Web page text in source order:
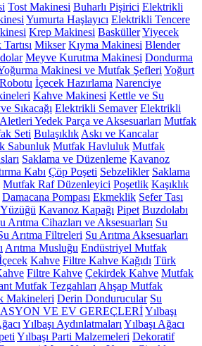
Tost Makinesi Buharlı Pişirici Elektrikli
Yumurta Haşlayıcı Elektrikli Tencere
Krep Makinesi BasküllerYiyecek
Mikser Kıyma Makinesi Blender
Meyve Kurutma Makinesi Dondurma
Makinesi ve Mutfak Şefleri Yoğurt
İçecek Hazırlama Narenciye
Kahve Makinesi Kettle ve Su
Sıkacağı Elektrikli Semaver Elektrikli
Yedek Parça ve Aksesuarları Mutfak
Seti Bulaşıklık Askı ve Kancalar
Sabunluk Mutfak Havluluk Mutfak
Saklama ve Düzenleme Kavanoz
Kabı Çöp Poşeti Sebzelikler Saklama
Mutfak Raf Düzenleyici Poşetlik Kaşıklık
Damacana Pompası Ekmeklik Sefer Tası
Kavanoz Kapağı Pipet Buzdolabı
Arıtma Cihazları ve Aksesuarları Su
Arıtma Filtreleri Su Arıtma Aksesuarları
Arıtma Musluğu Endüstriyel Mutfak
Kahve Filtre Kahve Kağıdı Türk
Filtre Kahve Çekirdek Kahve Mutfak
Mutfak Tezgahları Ahşap Mutfak
Makineleri Derin Dondurucular Su
VE EV GEREÇLERİYılbaşı
Yılbaşı Aydınlatmaları Yılbaşı Ağacı
Yılbaşı Parti Malzemeleri Dekoratif